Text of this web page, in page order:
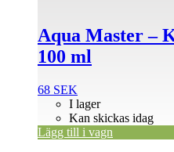
Aqua Master –
100 ml
68 SEK
I lager
Kan skickas idag
Lägg till i vagn